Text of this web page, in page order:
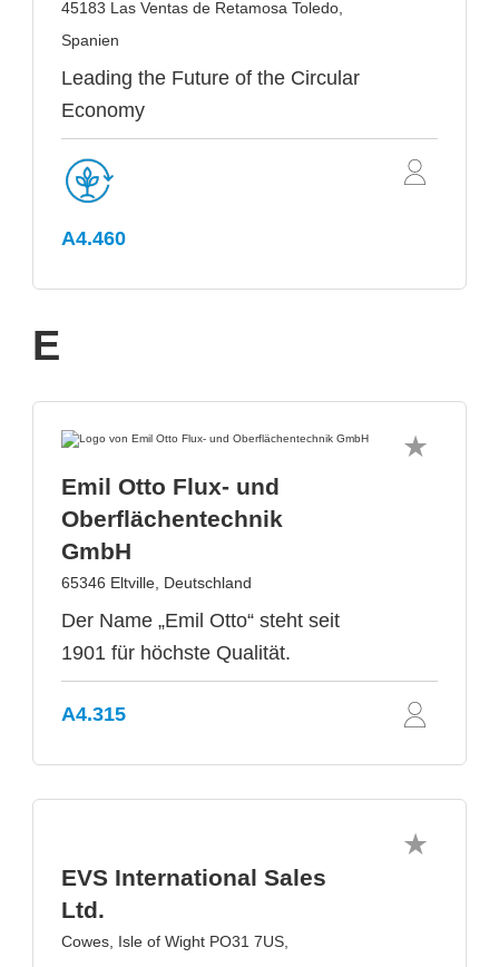
45183 Las Ventas de Retamosa Toledo,
Spanien
Leading the Future of the Circular
Economy
A4.460
E
Emil Otto Flux- und
Oberflächentechnik
GmbH
65346 Eltville, Deutschland
Der Name „Emil Otto“ steht seit
1901 für höchste Qualität.
A4.315
EVS International Sales
Ltd.
Cowes, Isle of Wight PO31 7US,